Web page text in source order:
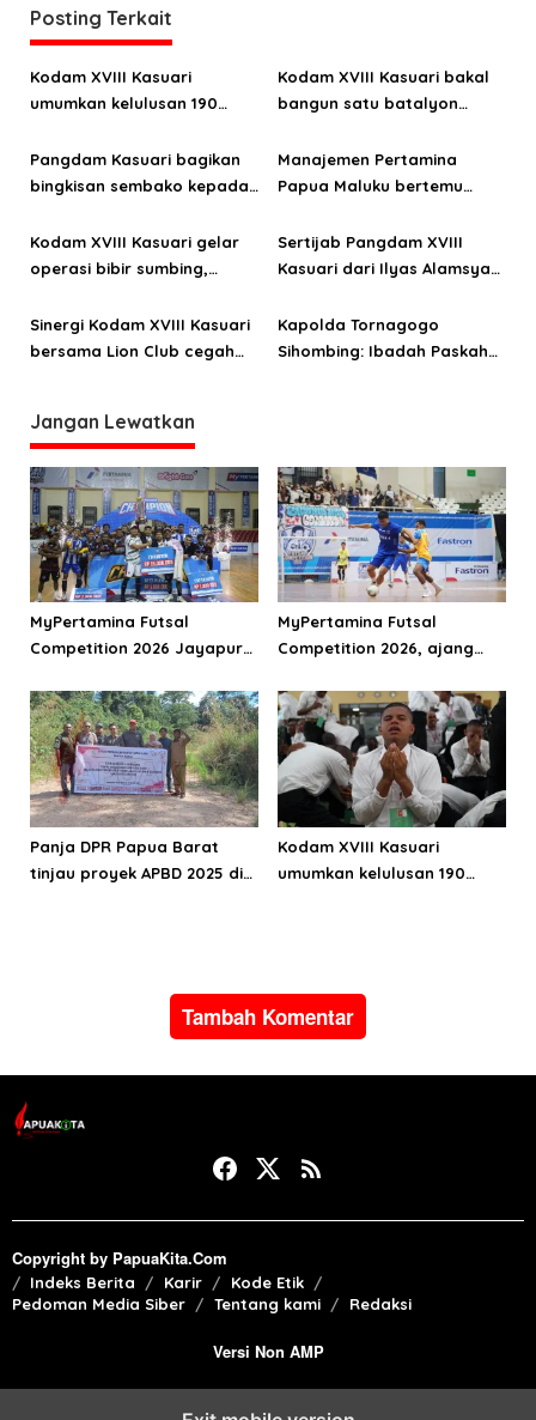
a
s
i
o
s
Posting Terkait
Kodam XVIII Kasuari
umumkan kelulusan 190
II TA 2026
Kodam XVIII Kasuari bakal
bangun satu batalyon
Tambrauw
Pangdam Kasuari bagikan
bingkisan sembako kepada
Manajemen Pertamina
Papua Maluku bertemu
Kodam XVIII Kasuari gelar
operasi bibir sumbing,
hingga pemberian kaki
palsu
Sertijab Pangdam XVIII
Kasuari dari Ilyas Alamsyah
Sinergi Kodam XVIII Kasuari
bersama Lion Club cegah
Kapolda Tornagogo
Sihombing: Ibadah Paskah
Jangan Lewatkan
MyPertamina Futsal
Competition 2026 Jayapura
talenta muda berprestasi
MyPertamina Futsal
Competition 2026, ajang
dan berdayakan UMKM
lokal Papua
Panja DPR Papua Barat
tinjau proyek APBD 2025 di
Kodam XVIII Kasuari
umumkan kelulusan 190
Tambah Komentar
Copyright by PapuaKita.Com
Indeks Berita Karir
Kode Etik
Pedoman Media Siber
Tentang kami Redaksi
Versi Non AMP